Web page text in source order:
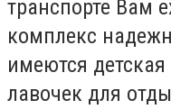
транспорте Вам
комплекс
имеются
лавочек для